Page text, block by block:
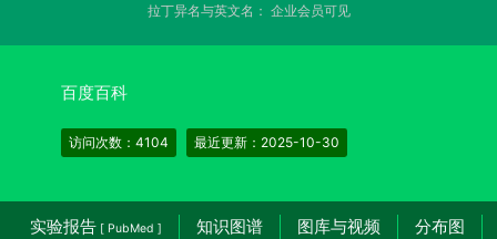
拉丁异名与英文名： 企业会员可见
百度百科
访问次数：4104 最近更新：2025-10-30
实验报告 [ PubMed ] 知识图谱 图库与视频
分布图